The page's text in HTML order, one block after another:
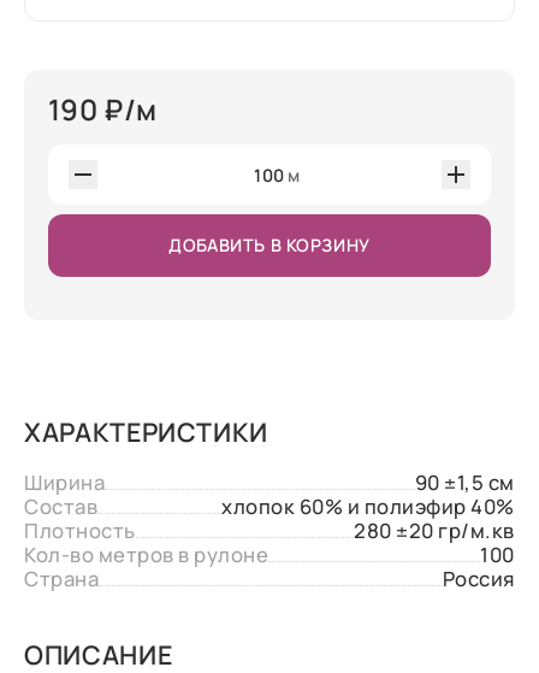
190 ₽/м
100 м
ДОБАВИТЬ В КОРЗИНУ
ХАРАКТЕРИСТИКИ
Ширина
90 ±1,5 см
Состав
хлопок 60% и полиэфир 40%
Плотность
280 ±20 гр/м.кв
Кол-во метров в рулоне
100
Страна
Россия
ОПИСАНИЕ